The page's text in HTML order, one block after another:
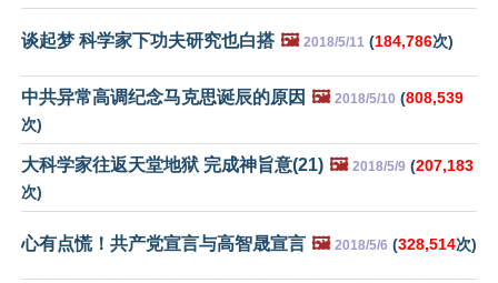
谈起梦 科学家下功夫研究也白搭 🖼️ 2018/5/11 (184,786次)
中共异常高调纪念马克思诞辰的原因 🖼️ 2018/5/10 (808,539
次)
大科学家往返天堂地狱 完成神旨意(21) 🖼️ 2018/5/9 (207,183
次)
心有点慌！共产党宣言与高智晟宣言 🖼️ 2018/5/6 (328,514次)